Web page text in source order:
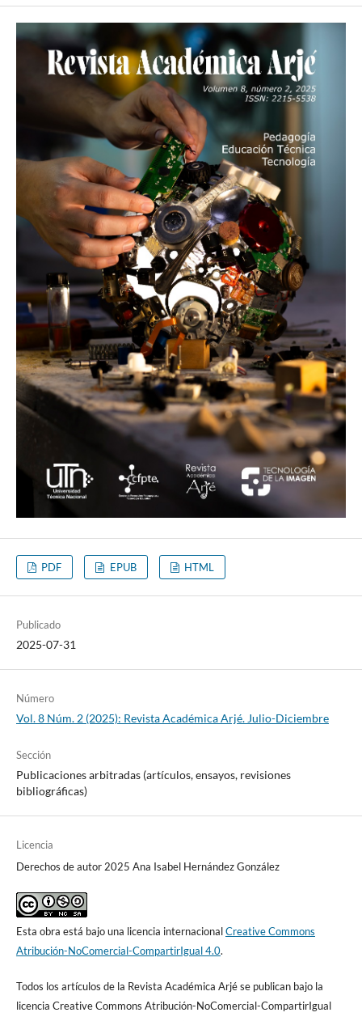
PDF EPUB HTML
Publicado
2025-07-31
Número
Vol. 8 Núm. 2 (2025): Revista Académica Arjé. Julio-Diciembre
Sección
Publicaciones arbitradas (artículos, ensayos, revisiones
bibliográficas)
Licencia
Derechos de autor 2025 Ana Isabel Hernández González
Esta obra está bajo una licencia internacionalCreative Commons
Atribución-NoComercial-CompartirIgual 4.0.
Todos los artículos de la Revista Académica Arjé se publican bajo la
licencia Creative Commons Atribución-NoComercial-CompartirIgual